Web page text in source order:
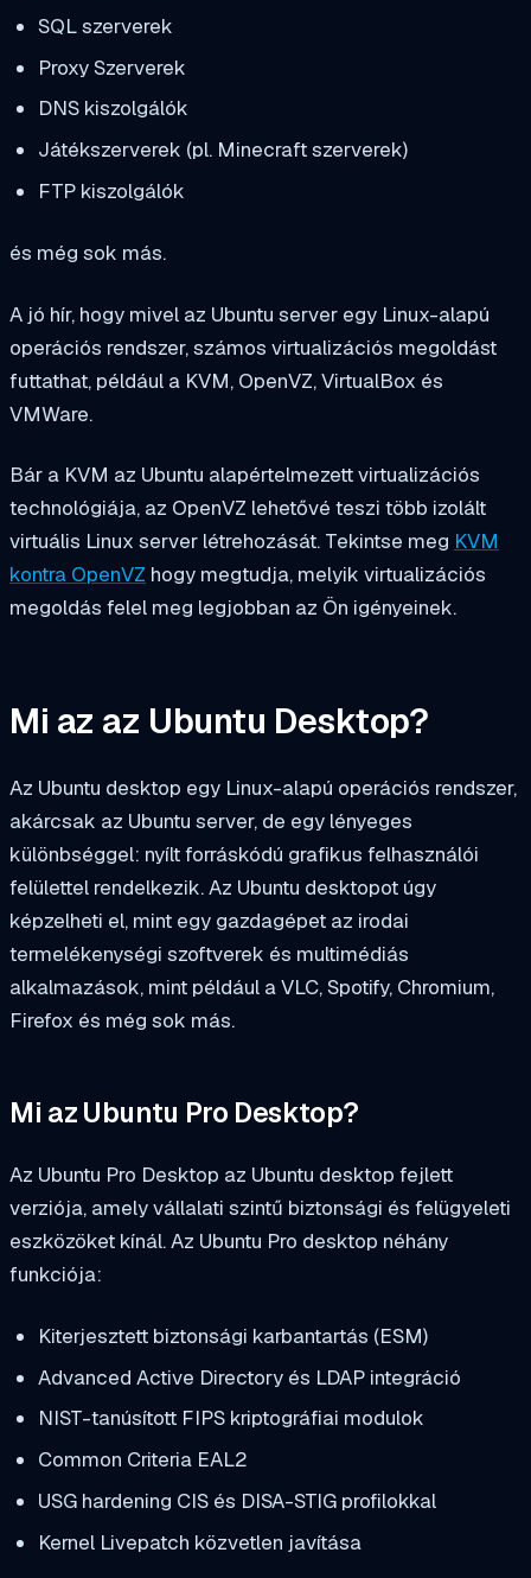
SQL szerverek
Proxy Szerverek
DNS kiszolgálók
Játékszerverek (pl. Minecraft szerverek)
FTP kiszolgálók
és még sok más.
A jó hír, hogy mivel az Ubuntu server egy Linux-alapú
operációs rendszer, számos virtualizációs megoldást
futtathat, például a KVM, OpenVZ, VirtualBox és
VMWare.
Bár a KVM az Ubuntu alapértelmezett virtualizációs
technológiája, az OpenVZ lehetővé teszi több izolált
virtuális Linux server létrehozását. Tekintse meg KVM
kontra OpenVZ hogy megtudja, melyik virtualizációs
megoldás felel meg legjobban az Ön igényeinek.
Mi az az Ubuntu Desktop?
Az Ubuntu desktop egy Linux-alapú operációs rendszer,
akárcsak az Ubuntu server, de egy lényeges
különbséggel: nyílt forráskódú grafikus felhasználói
felülettel rendelkezik. Az Ubuntu desktopot úgy
képzelheti el, mint egy gazdagépet az irodai
termelékenységi szoftverek és multimédiás
alkalmazások, mint például a VLC, Spotify, Chromium,
Firefox és még sok más.
Mi az Ubuntu Pro Desktop?
Az Ubuntu Pro Desktop az Ubuntu desktop fejlett
verziója, amely vállalati szintű biztonsági és felügyeleti
eszközöket kínál. Az Ubuntu Pro desktop néhány
funkciója:
Kiterjesztett biztonsági karbantartás (ESM)
Advanced Active Directory és LDAP integráció
NIST-tanúsított FIPS kriptográfiai modulok
Common Criteria EAL2
USG hardening CIS és DISA-STIG profilokkal
Kernel Livepatch közvetlen javítása